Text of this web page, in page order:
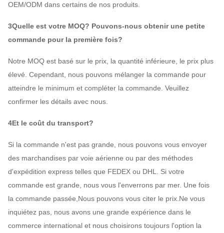
OEM/ODM dans certains de nos produits.
3Quelle est votre MOQ? Pouvons-nous obtenir une petite
commande pour la première fois?
Notre MOQ est basé sur le prix, la quantité inférieure, le prix plus
élevé. Cependant, nous pouvons mélanger la commande pour
atteindre le minimum et compléter la commande. Veuillez
confirmer les détails avec nous.
4Et le coût du transport?
Si la commande n'est pas grande, nous pouvons vous envoyer
des marchandises par voie aérienne ou par des méthodes
d'expédition express telles que FEDEX ou DHL. Si votre
commande est grande, nous vous l'enverrons par mer. Une fois
la commande passée,Nous pouvons vous citer le prix.Ne vous
inquiétez pas, nous avons une grande expérience dans le
commerce international et nous choisirons toujours l'option la